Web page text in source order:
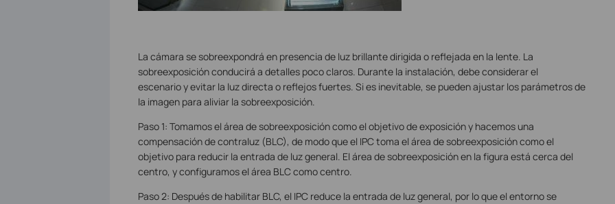
La cámara se sobreexpondrá en presencia de luz brillante dirigida o reflejada en la lente. La
sobreexposición conducirá a detalles poco claros. Durante la instalación, debe considerar el
escenario y evitar la luz directa o reflejos fuertes. Si es inevitable, se pueden ajustar los parámetros de
la imagen para aliviar la sobreexposición.
Paso 1: Tomamos el área de sobreexposición como el objetivo de exposición y hacemos una
compensación de contraluz (BLC), de modo que el IPC toma el área de sobreexposición como el
objetivo para reducir la entrada de luz general. El área de sobreexposición en la figura está cerca del
centro, y configuramos el área BLC como centro.
Paso 2: Después de habilitar BLC, el IPC reduce la entrada de luz general, por lo que el entorno se